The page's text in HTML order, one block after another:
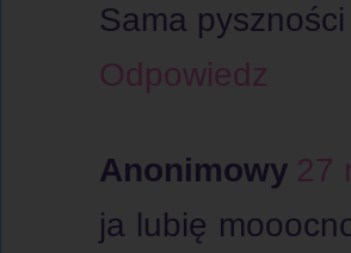
Sama
Odpowiedz
Anonimowy 27
ja lubię